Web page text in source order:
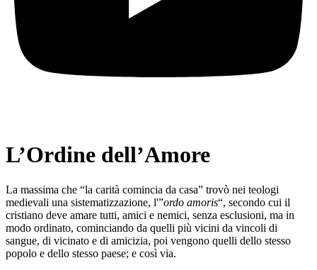
L’Ordine dell’Amore
La massima che “la carità comincia da casa” trovò nei teologi
medievali una sistematizzazione, l'”ordo amoris“, secondo cui il
cristiano deve amare tutti, amici e nemici, senza esclusioni, ma in
modo ordinato, cominciando da quelli più vicini da vincoli di
sangue, di vicinato e di amicizia, poi vengono quelli dello stesso
popolo e dello stesso paese; e così via.